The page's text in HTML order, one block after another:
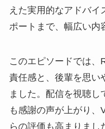
えた実用的なアドバイ
ポートまで、幅広い内
このエピソードでは、
責任感と、後輩を思い
ました。配信を視聴し
も感謝の声が上がり、
らの評価も高まりまし